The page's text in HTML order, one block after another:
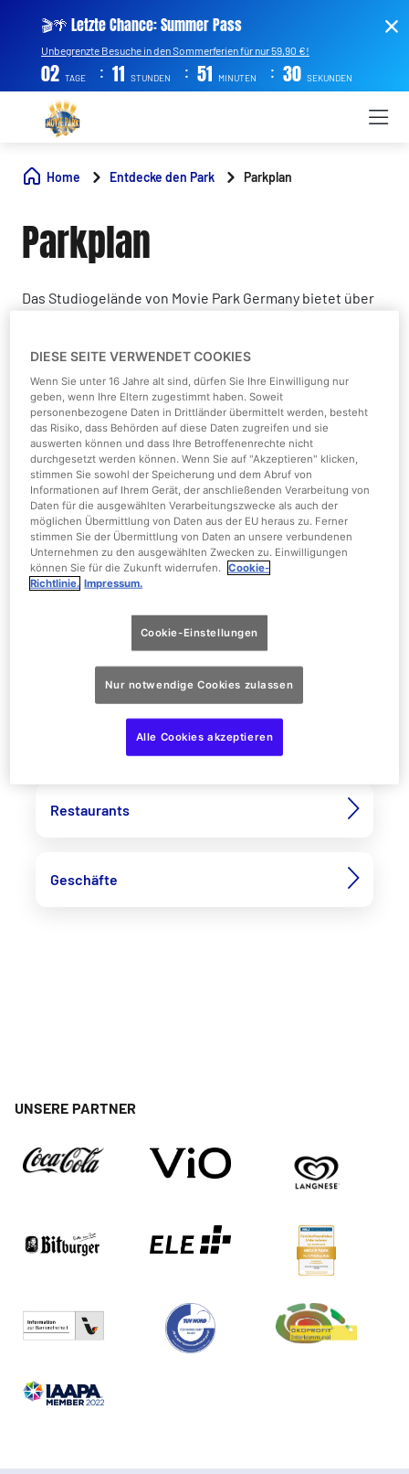
🎬🌴 Letzte Chance: Summer Pass
Unbegrenzte Besuche in den Sommerferien für nur 59,90 €!
02 TAGE : 11 STUNDEN : 51 MINUTEN : 30 SEKUNDEN
Home Entdecke den Park Parkplan
Parkplan
Das Studiogelände von Movie Park Germany bietet über
sieben Themenbereiche und triff Deine Helden aus Film
und Fernsehen!
Auf dem Parkplan findest Du die genauen Standorte
unserer Attraktionen und Shows sowie der
Themenbereiche,Restaurants,ShopsundServicesim
Park. Schaue Dich auf dem Plan doch schon einmal
virtuell im Park um und erstelle Dir Deinen eigenen
Drehplan für einenactionreichen Tagbei uns!
Kategorie auswählen
Alle anzeigen
Restaurants
Geschäfte
UNSERE PARTNER
DIESE SEITE VERWENDET COOKIES
Wenn Sie unter 16 Jahre alt sind, dürfen Sie Ihre Einwilligung nur
geben, wenn Ihre Eltern zugestimmt haben. Soweit
personenbezogene Daten in Drittländer übermittelt werden, besteht
das Risiko, dass Behörden auf diese Daten zugreifen und sie
auswerten können und dass Ihre Betroffenenrechte nicht
durchgesetzt werden können. Wenn Sie auf "Akzeptieren" klicken,
stimmen Sie sowohl der Speicherung und dem Abruf von
Informationen auf Ihrem Gerät, der anschließenden Verarbeitung von
Daten für die ausgewählten Verarbeitungszwecke als auch der
möglichen Übermittlung von Daten aus der EU heraus zu. Ferner
stimmen Sie der Übermittlung von Daten an unsere verbundenen
Unternehmen zu den ausgewählten Zwecken zu. Einwilligungen
können Sie für die Zukunft widerrufen. Cookie-
Richtlinie. Impressum.
Cookie-Einstellungen
Nur notwendige Cookies zulassen
Alle Cookies akzeptieren